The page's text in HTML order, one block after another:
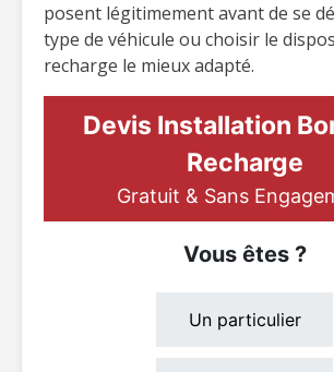
posent légitimement avant de se
type de véhicule ou choisir le
recharge le mieux adapté.